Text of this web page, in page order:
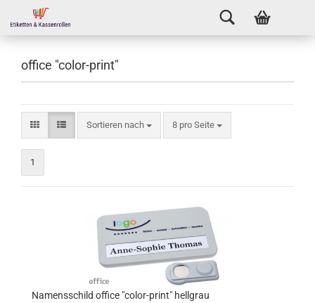
office "color-print"
Sortieren nach 8 pro Seite
1
Namensschild office "color-print" hellgrau